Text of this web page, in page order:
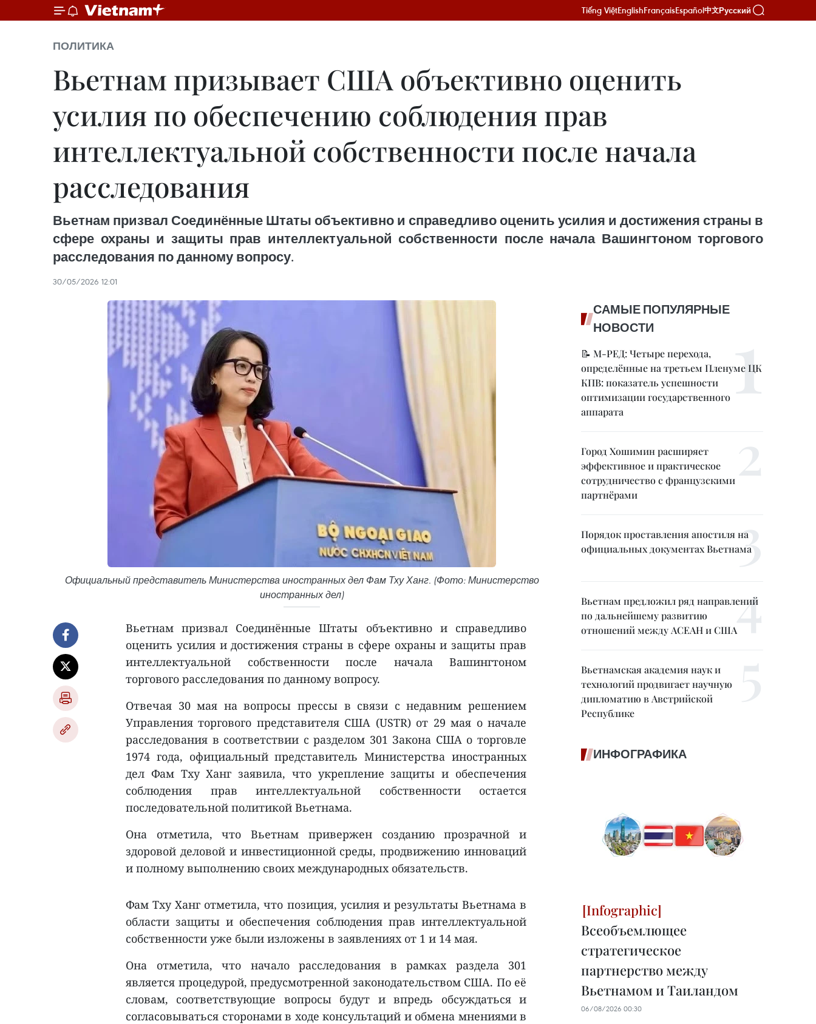
Tiếng ViệtEnglishFrançaisEspañol中文Русский
ПОЛИТИКА
Вьетнам призывает США объективно оценить
усилия по обеспечению соблюдения прав
интеллектуальной собственности после начала
расследования
Вьетнам призвал Соединённые Штаты объективно и справедливо оценить усилия и достижения страны в
сфере охраны и защиты прав интеллектуальной собственности после начала Вашингтоном торгового
расследования по данному вопросу.
30/05/2026 12:01
Официальный представитель Министерства иностранных дел Фам Тху Ханг. (Фото: Министерство
иностранных дел)
Вьетнам призвал Соединённые Штаты объективно и справедливо
оценить усилия и достижения страны в сфере охраны и защиты прав
интеллектуальной собственности после начала Вашингтоном
торгового расследования по данному вопросу.
Отвечая 30 мая на вопросы прессы в связи с недавним решением
Управления торгового представителя США (USTR) от 29 мая о начале
расследования в соответствии с разделом 301 Закона США о торговле
1974 года, официальный представитель Министерства иностранных
дел Фам Тху Ханг заявила, что укрепление защиты и обеспечения
соблюдения прав интеллектуальной собственности остается
последовательной политикой Вьетнама.
Она отметила, что Вьетнам привержен созданию прозрачной и
здоровой деловой и инвестиционной среды, продвижению инноваций
и полному выполнению своих международных обязательств.
Фам Тху Ханг отметила, что позиция, усилия и результаты Вьетнама в
области защиты и обеспечения соблюдения прав интеллектуальной
собственности уже были изложены в заявлениях от 1 и 14 мая.
Она отметила, что начало расследования в рамках раздела 301
является процедурой, предусмотренной законодательством США. По её
словам, соответствующие вопросы будут и впредь обсуждаться и
согласовываться сторонами в ходе консультаций и обмена мнениями в
САМЫЕ ПОПУЛЯРНЫЕ
НОВОСТИ
📝 М-РЕД: Четыре перехода,
определённые на третьем Пленуме ЦК
КПВ: показатель успешности
оптимизации государственного
аппарата
Город Хошимин расширяет
эффективное и практическое
сотрудничество с французскими
партнёрами
Порядок проставления апостиля на
официальных документах Вьетнама
Вьетнам предложил ряд направлений
по дальнейшему развитию
отношений между АСЕАН и США
Вьетнамская академия наук и
технологий продвигает научную
дипломатию в Австрийской
Республике
ИНФОГРАФИКА
Всеобъемлющее
стратегическое
партнерство между
Вьетнамом и Таиландом
06/08/2026 00:30